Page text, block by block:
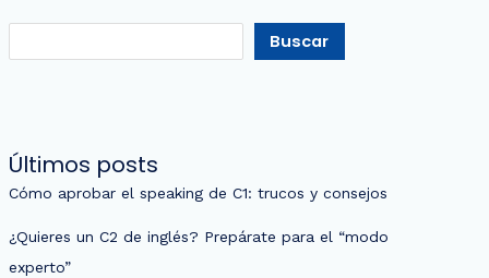
Buscar
Últimos posts
Cómo aprobar el speaking de C1: trucos y consejos
¿Quieres un C2 de inglés? Prepárate para el “modo
experto”